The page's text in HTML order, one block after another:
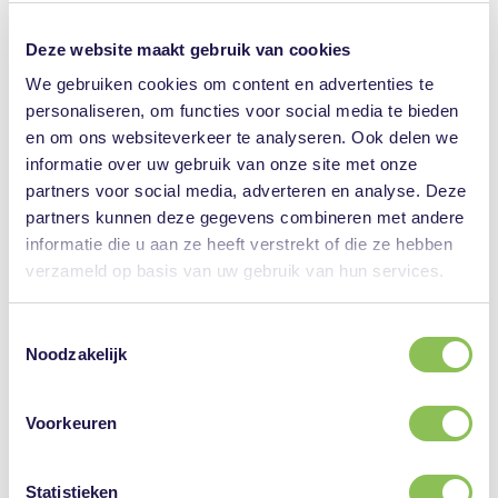
Deze website maakt gebruik van cookies
We gebruiken cookies om content en advertenties te
personaliseren, om functies voor social media te bieden
en om ons websiteverkeer te analyseren. Ook delen we
informatie over uw gebruik van onze site met onze
partners voor social media, adverteren en analyse. Deze
partners kunnen deze gegevens combineren met andere
informatie die u aan ze heeft verstrekt of die ze hebben
verzameld op basis van uw gebruik van hun services.
Noodzakelijk
Voorkeuren
Statistieken
NewBees Inc. liet deelnemers de culturele
verschillen op de werkvloer onder de loep nemen
en bood praktische tools die theorie direct in actie
liet zien hoe de kracht van generatiediversiteit